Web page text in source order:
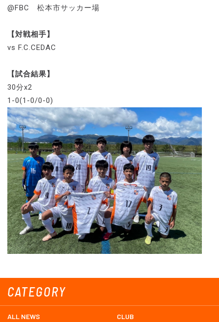
CATEGORY
ALL NEWS CLUB
@FBC 松本市サッカー場
【対戦相手】
vs F.C.CEDAC
【試合結果】
30分x2
1-0(1-0/0-0)